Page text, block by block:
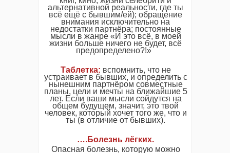
альтернативной реальности, где ты
всё ещё с бывшим/ей); обращение
внимания исключительно на
недостатки партнёра; постоянные
мысли в жанре «И это всё, в моей
жизни больше ничего не будет, всё
предопределено?!»
Таблетка: вспомнить, что не
устраивает в бывших, и определить с
нынешним партнёром совместные
планы, цели и мечты на ближайшие 5
лет. Если ваши мысли сойдутся на
общем будущем, значит, это твой
человек, который хочет того же, что и
ты (в отличие от бывших).
….Болезнь лёгких.
Опасная болезнь, которую можно